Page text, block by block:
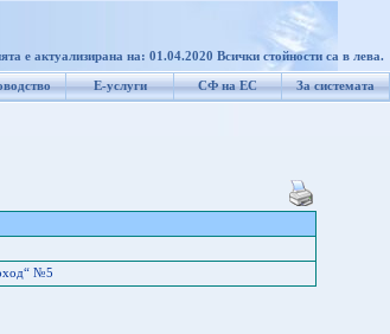
е актуализирана на: 01.04.2020 Всички стойности са в лева.
Е-услуги СФ на ЕС За системата
№5